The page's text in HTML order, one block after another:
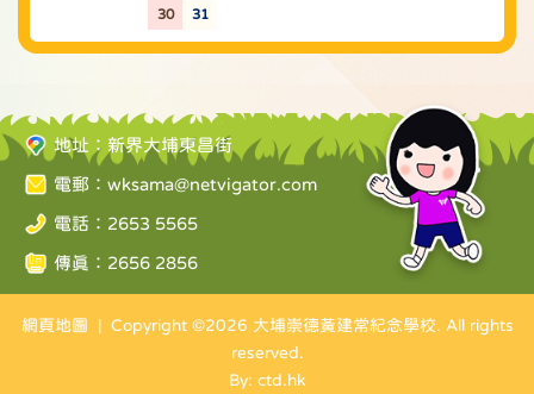
30 31
地址：新界大埔東昌街
電郵： wksama@netvigator.com
電話：2653 5565
傳真：2656 2856
網頁地圖 | Copyright ©2026 大埔崇德黃建常紀念學校. All rights
reserved.
By: ctd.hk